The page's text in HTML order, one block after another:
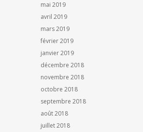
mai 2019
avril 2019
mars 2019
février 2019
janvier 2019
décembre 2018
novembre 2018
octobre 2018
septembre 2018
août 2018
juillet 2018